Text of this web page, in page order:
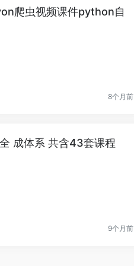
爬虫视频课件python自
8个月前
成体系 共含43套课程
9个月前